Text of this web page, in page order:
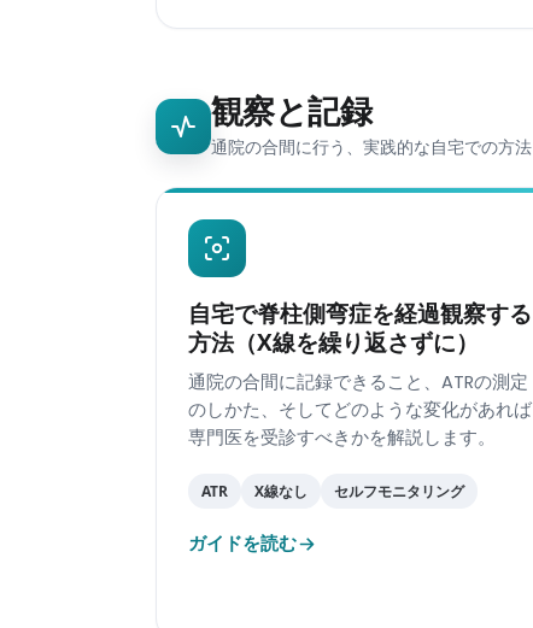
観察と記録
通院の合間に行う、実践的な自宅での方法
自宅で脊柱側弯症を経過観察する
方法（X線を繰り返さずに）
通院の合間に記録できること、ATRの測定
のしかた、そしてどのような変化があれば
専門医を受診すべきかを解説します。
ATR X線なし セルフモニタリング
ガイドを読む